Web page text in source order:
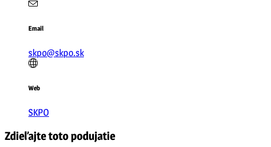
Email
skpo@skpo.sk
Web
SKPO
Zdieľajte toto podujatie